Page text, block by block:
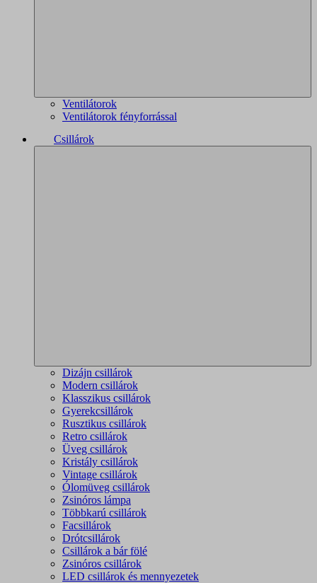
Ventilátorok
Ventilátorok fényforrással
Csillárok
Dizájn csillárok
Modern csillárok
Klasszikus csillárok
Gyerekcsillárok
Rusztikus csillárok
Retro csillárok
Üveg csillárok
Kristály csillárok
Vintage csillárok
Ólomüveg csillárok
Zsinóros lámpa
Többkarú csillárok
Facsillárok
Drótcsillárok
Csillárok a bár fölé
Zsinóros csillárok
LED csillárok és mennyezetek